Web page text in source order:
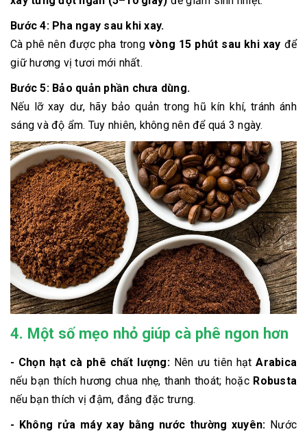
Bước 4: Pha ngay sau khi xay.
Cà phê nên được pha trong vòng 15 phút sau khi xay để
giữ hương vị tươi mới nhất.
Bước 5: Bảo quản phần chưa dùng.
Nếu lỡ xay dư, hãy bảo quản trong hũ kín khí, tránh ánh
sáng và độ ẩm. Tuy nhiên, không nên để quá 3 ngày.
4. Một số mẹo nhỏ giúp cà phê ngon hơn
- Chọn hạt cà phê chất lượng:Nên ưu tiên hạtArabica
nếu bạn thích hương chua nhẹ, thanh thoát; hoặc Robusta
nếu bạn thích vị đậm, đắng đặc trưng.
- Không rửa máy xay bằng nước thường xuyên: Nước